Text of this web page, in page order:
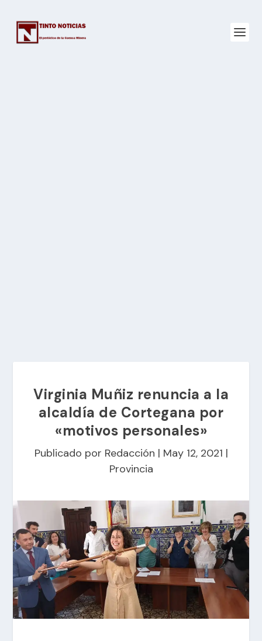
Virginia Muñiz renuncia a la
alcaldía de Cortegana por
«motivos personales»
Publicado por Redacción | May 12, 2021 |
Provincia